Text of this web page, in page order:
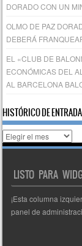
DORADO CON UN
OLMO DE PAZ
DEBERÁ
EL «CLUB DE
ECONÓMICAS DEL
AL BARCELONA
HISTÓRICO DE
Histórico
de
LISTO PARA
¡Esta columna
panel de